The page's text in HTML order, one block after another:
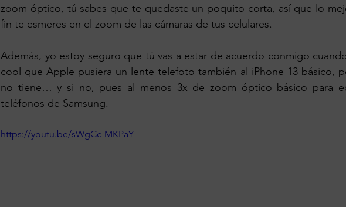
zoom óptico, tú sabes que te quedaste un poquito corta, así que lo
fin te esmeres en el zoom de las cámaras de tus celulares.
Además, yo estoy seguro que tú vas a estar de acuerdo conmigo
cool que Apple pusiera un lente telefoto también al iPhone 13 básico,
no tiene… y si no, pues al menos 3x de zoom óptico básico para
teléfonos de Samsung.
https://youtu.be/sWgCc-MKPaY